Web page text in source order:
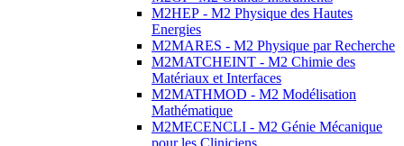
M2HEP - M2 Physique des Hautes
Energies
M2MARES - M2 Physique par Recherche
M2MATCHEINT - M2 Chimie des
Matériaux et Interfaces
M2MATHMOD - M2 Modélisation
Mathématique
M2MECENCLI - M2 Génie Mécanique
pour les Cliniciens